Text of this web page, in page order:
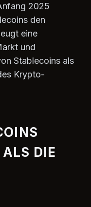
2025
den
eine
und
Stablecoins als
Krypto-
DIE